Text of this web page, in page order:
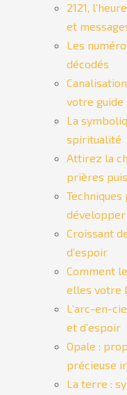
2121,
et
Les
décodés
votre
La
spiritualité
Attirez la
prières
développer
Croissant
d’espoir
Comment
elles votre
L’arc-en-
et d’espoir
Opale :
précieuse
La terre :